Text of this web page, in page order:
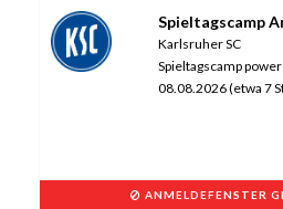
Spieltagscamp
Karlsruher SC
Spieltagscamp
08.08.2026 (etwa 7
ANMELDEFENSTER